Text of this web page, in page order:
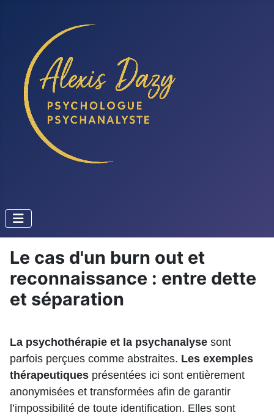
Le cas d'un burn out et
reconnaissance : entre dette
et séparation
La psychothérapie et la psychanalyse sont
parfois perçues comme abstraites. Les exemples
thérapeutiques présentées ici sont entièrement
anonymisées et transformées afin de garantir
l’impossibilité de toute identification. Elles sont